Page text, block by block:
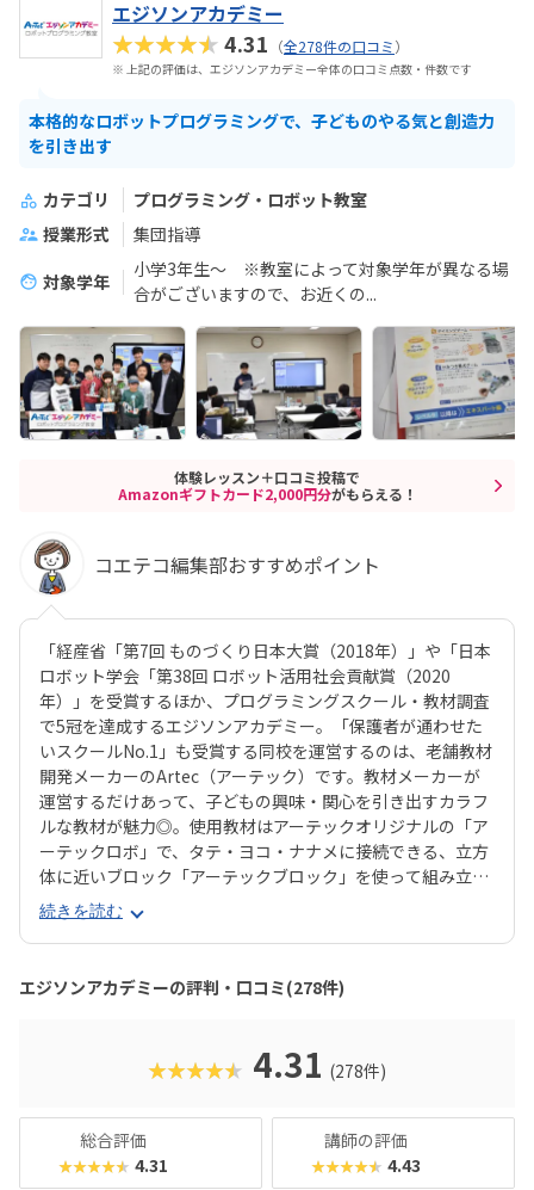
エジソンアカデミー
★★★★★4.31 （全278件の口コミ）
※ 上記の評価は、エジソンアカデミー全体の口コミ点数・件数です
本格的なロボットプログラミングで、子どものやる気と創造力
を引き出す
カテゴリ
プログラミング・ロボット教室
授業形式
集団指導
対象学年
小学3年生～ ※教室によって対象学年が異なる場
合がございますので、お近くの...
体験レッスン＋口コミ投稿で
Amazonギフトカード2,000円分がもらえる！
コエテコ編集部おすすめポイント
「経産省「第7回 ものづくり日本大賞（2018年）」や「日本
ロボット学会「第38回 ロボット活用社会貢献賞（2020
年）」を受賞するほか、プログラミングスクール・教材調査
で5冠を達成するエジソンアカデミー。「保護者が通わせた
いスクールNo.1」も受賞する同校を運営するのは、老舗教材
開発メーカーのArtec（アーテック）です。教材メーカーが
運営するだけあって、子どもの興味・関心を引き出すカラフ
ルな教材が魅力◎。使用教材はアーテックオリジナルの「ア
ーテックロボ」で、タテ・ヨコ・ナナメに接続できる、立方
体に近いブロック「アーテックブロック」を使って組み立て
ます。一般的なブロック教材に比べて自由度が高いので、立
体が苦手なお子さんでも思うとおりのロボットが組み立てら
れるでしょう。レゴ®︎ブロックよりも色合いがやさしめなの
で、女の子もとっつきやすいはずです。エジソンアカデミー
のカリキュラムの目玉は、毎月新しいロボットが作れるこ
ど高度なものにもチャレンジできます。基礎カリキュラムは
2年分ですが、3年目以降の生徒に向けた「エキスパート編」
安心です。最近では「Universal Robotics Challenge（UR
C）」という大会を立ち上げるなど、ますます子どものやる
気を引き出すスクールになっています。
続きを読む
エジソンアカデミーの評判・口コミ(278件)
★★★★★ 4.31 (278件)
総合評価
★★★★★ 4.31
講師の評価
★★★★★ 4.43